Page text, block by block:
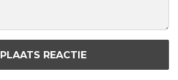
PLAATS REACTIE